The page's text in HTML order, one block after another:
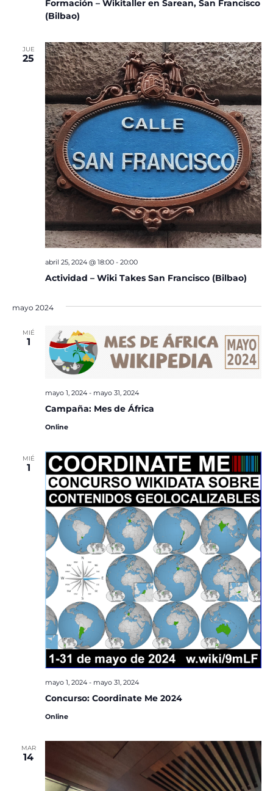
Formación – Wikitaller en Sarean, San Francisco
(Bilbao)
JUE
25
Actividad – Wiki Takes San Francisco (Bilbao)
abril 25, 2024 @ 18:00- 20:00
mayo 2024
MIÉ
1
Campaña: Mes de África
mayo 1, 2024- mayo 31, 2024
Online
MIÉ
1
Concurso: Coordinate Me 2024
mayo 1, 2024- mayo 31, 2024
Online
MAR
14